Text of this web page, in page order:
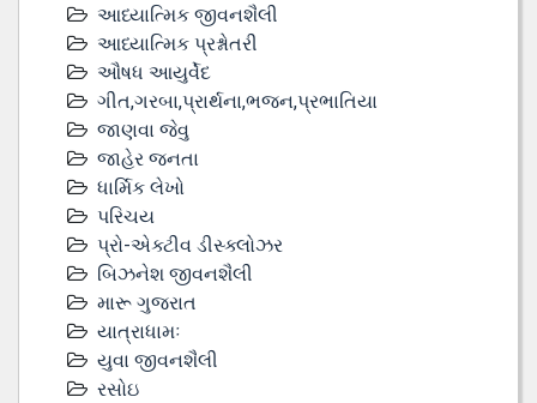
આધ્યાત્મિક જીવનશૈલી
આધ્યાત્મિક પ્રશ્નોતરી
ઔષધ આયુર્વેદ
ગીત,ગરબા,પ્રાર્થના,ભજન,પ્રભાતિયા
જાણવા જેવુ
જાહેર જનતા
ધાર્મિક લેખો
પરિચય
પ્રો-એક્ટીવ ડીસ્‍ક્લોઝર
બિઝનેશ જીવનશૈલી
મારૂ ગુજરાત
યાત્રાધામઃ
યુવા જીવનશૈલી
રસોઇ